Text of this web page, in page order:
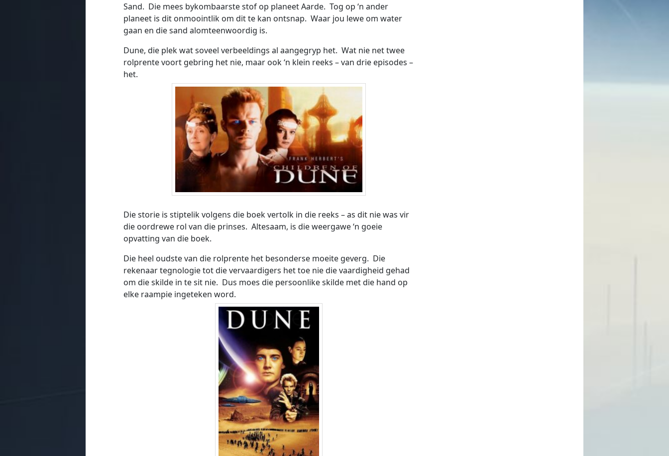
Sand. Die mees bykombaarste stof op planeet Aarde. Tog op ‘n ander
planeet is dit onmoointlik om dit te kan ontsnap. Waar jou lewe om water
gaan en die sand alomteenwoordig is.
Dune, die plek wat soveel verbeeldings al aangegryp het. Wat nie net twee
rolprente voort gebring het nie, maar ook ‘n klein reeks – van drie episodes –
het.
Die storie is stiptelik volgens die boek vertolk in die reeks – as dit nie was vir
die oordrewe rol van die prinses. Altesaam, is die weergawe ‘n goeie
opvatting van die boek.
Die heel oudste van die rolprente het besonderse moeite geverg. Die
rekenaar tegnologie tot die vervaardigers het toe nie die vaardigheid gehad
om die skilde in te sit nie. Dus moes die persoonlike skilde met die hand op
elke raampie ingeteken word.